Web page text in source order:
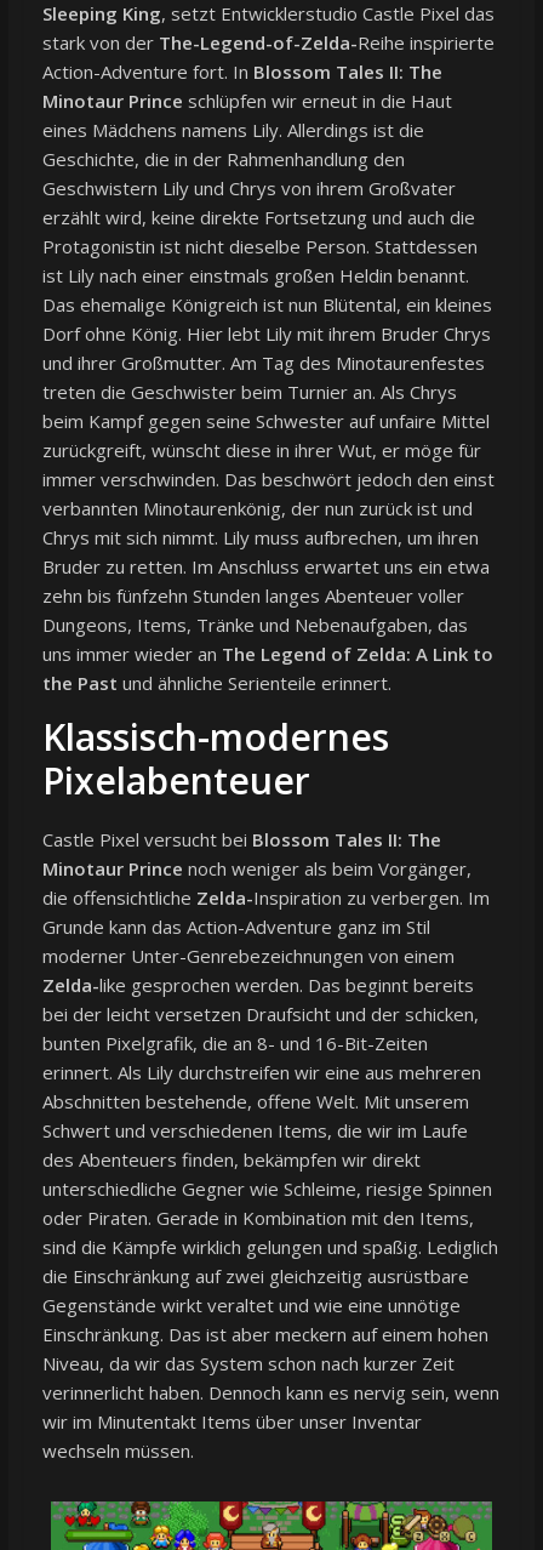
Sleeping King, setzt Entwicklerstudio Castle Pixel das
stark von der The-Legend-of-Zelda-Reihe inspirierte
Action-Adventure fort. In Blossom Tales II: The
Minotaur Prince schlüpfen wir erneut in die Haut
eines Mädchens namens Lily. Allerdings ist die
Geschichte, die in der Rahmenhandlung den
Geschwistern Lily und Chrys von ihrem Großvater
erzählt wird, keine direkte Fortsetzung und auch die
Protagonistin ist nicht dieselbe Person. Stattdessen
ist Lily nach einer einstmals großen Heldin benannt.
Das ehemalige Königreich ist nun Blütental, ein kleines
Dorf ohne König. Hier lebt Lily mit ihrem Bruder Chrys
und ihrer Großmutter. Am Tag des Minotaurenfestes
treten die Geschwister beim Turnier an. Als Chrys
beim Kampf gegen seine Schwester auf unfaire Mittel
zurückgreift, wünscht diese in ihrer Wut, er möge für
immer verschwinden. Das beschwört jedoch den einst
verbannten Minotaurenkönig, der nun zurück ist und
Chrys mit sich nimmt. Lily muss aufbrechen, um ihren
Bruder zu retten. Im Anschluss erwartet uns ein etwa
zehn bis fünfzehn Stunden langes Abenteuer voller
Dungeons, Items, Tränke und Nebenaufgaben, das
uns immer wieder an The Legend of Zelda: A Link to
the Past und ähnliche Serienteile erinnert.
Klassisch-modernes
Pixelabenteuer
Castle Pixel versucht bei Blossom Tales II: The
Minotaur Prince noch weniger als beim Vorgänger,
die offensichtliche Zelda-Inspiration zu verbergen. Im
Grunde kann das Action-Adventure ganz im Stil
moderner Unter-Genrebezeichnungen von einem
Zelda-like gesprochen werden. Das beginnt bereits
bei der leicht versetzen Draufsicht und der schicken,
bunten Pixelgrafik, die an 8- und 16-Bit-Zeiten
erinnert. Als Lily durchstreifen wir eine aus mehreren
Abschnitten bestehende, offene Welt. Mit unserem
Schwert und verschiedenen Items, die wir im Laufe
des Abenteuers finden, bekämpfen wir direkt
unterschiedliche Gegner wie Schleime, riesige Spinnen
oder Piraten. Gerade in Kombination mit den Items,
sind die Kämpfe wirklich gelungen und spaßig. Lediglich
die Einschränkung auf zwei gleichzeitig ausrüstbare
Gegenstände wirkt veraltet und wie eine unnötige
Einschränkung. Das ist aber meckern auf einem hohen
Niveau, da wir das System schon nach kurzer Zeit
verinnerlicht haben. Dennoch kann es nervig sein, wenn
wir im Minutentakt Items über unser Inventar
wechseln müssen.